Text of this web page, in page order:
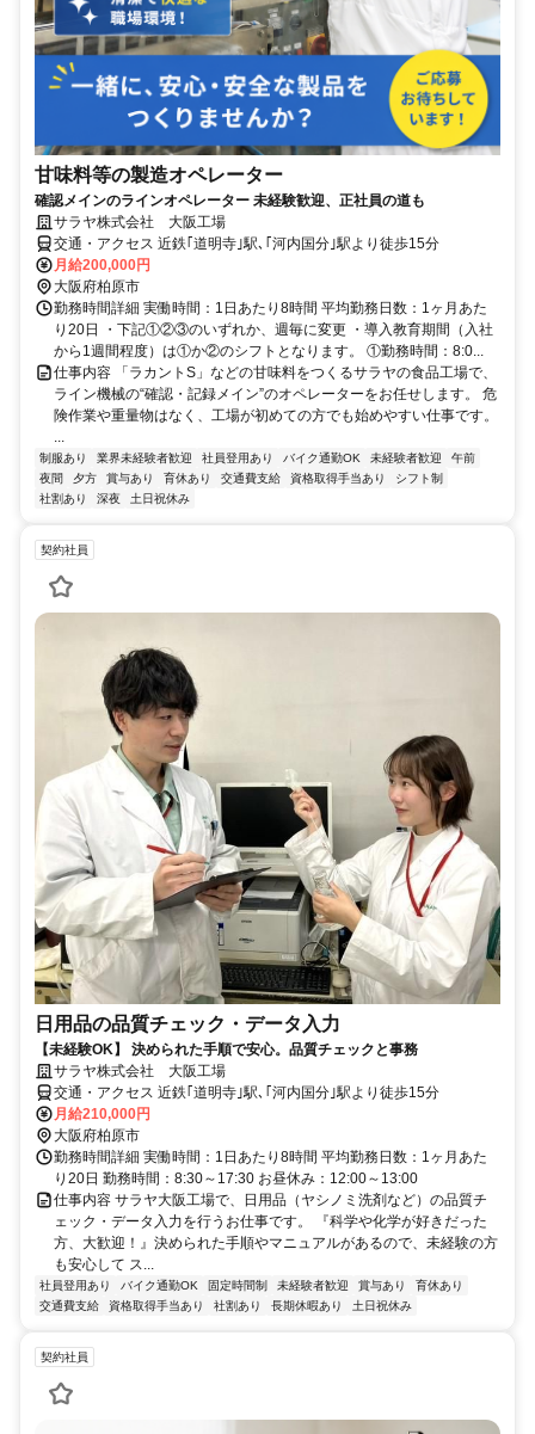
甘味料等の製造オペレーター
確認メインのラインオペレーター 未経験歓迎、正社員の道も
サラヤ株式会社 大阪工場
交通・アクセス 近鉄｢道明寺｣駅､｢河内国分｣駅より徒歩15分
月給200,000円
大阪府柏原市
勤務時間詳細 実働時間：1日あたり8時間 平均勤務日数：1ヶ月あた
り20日 ・下記①②③のいずれか、週毎に変更 ・導入教育期間（入社
から1週間程度）は①か②のシフトとなります。 ①勤務時間：8:0...
仕事内容 「ラカントS」などの甘味料をつくるサラヤの食品工場で、
ライン機械の“確認・記録メイン”のオペレーターをお任せします。 危
険作業や重量物はなく、工場が初めての方でも始めやすい仕事です。
制服あり 業界未経験者歓迎 社員登用あり バイク通勤OK 未経験者歓迎
午前
夜間
夕方 賞与あり 育休あり 交通費支給 資格取得手当あり
シフト制
社割あり
深夜 土日祝休み
契約社員
日用品の品質チェック・データ入力
【未経験OK】 決められた手順で安心。品質チェックと事務
サラヤ株式会社 大阪工場
交通・アクセス 近鉄｢道明寺｣駅､｢河内国分｣駅より徒歩15分
月給210,000円
大阪府柏原市
勤務時間詳細 実働時間：1日あたり8時間 平均勤務日数：1ヶ月あた
り20日 勤務時間：8:30～17:30 お昼休み：12:00～13:00
仕事内容 サラヤ大阪工場で、日用品（ヤシノミ洗剤など）の品質チ
ェック・データ入力を行うお仕事です。 『科学や化学が好きだった
方、大歓迎！』決められた手順やマニュアルがあるので、未経験の方
も安心して ス...
社員登用あり バイク通勤OK 固定時間制 未経験者歓迎 賞与あり
育休あり
交通費支給
資格取得手当あり 社割あり 長期休暇あり 土日祝休み
契約社員